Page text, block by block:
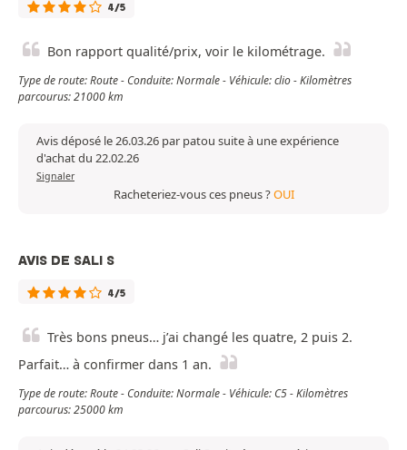
4/5
Bon rapport qualité/prix, voir le kilométrage.
Type de route: Route - Conduite: Normale - Véhicule: clio - Kilomètres
parcourus: 21000 km
Avis déposé le 26.03.26 par patou suite à une expérience
d'achat du 22.02.26
Signaler
Racheteriez-vous ces pneus ?OUI
AVIS DE SALI S
4/5
Très bons pneus… j’ai changé les quatre, 2 puis 2.
Parfait… à confirmer dans 1 an.
Type de route: Route - Conduite: Normale - Véhicule: C5 - Kilomètres
parcourus: 25000 km